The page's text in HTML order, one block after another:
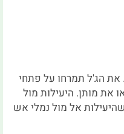
. את הג'ל תמרחו על פתחי
את מותן. היעילות מול
אל מול נמלי אש